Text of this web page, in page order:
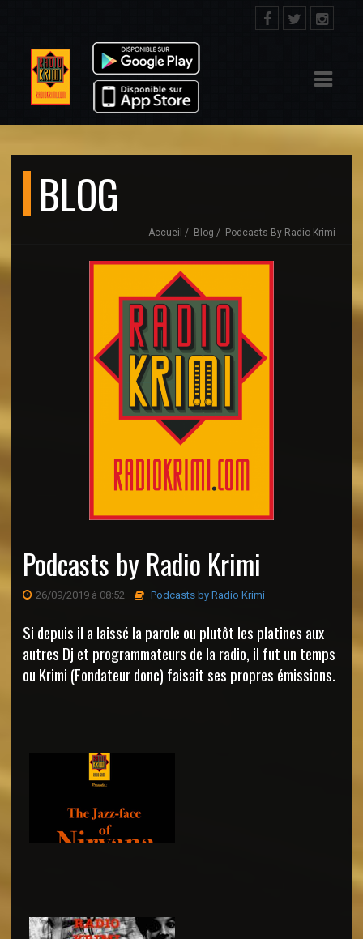
BLOG
Accueil Blog Podcasts By Radio Krimi
Podcasts by Radio Krimi
26/09/2019 à 08:52 Podcasts by Radio Krimi
Si depuis il a laissé la parole ou plutôt les platines aux
autres Dj et programmateurs de la radio, il fut un temps
ou Krimi (Fondateur donc) faisait ses propres émissions.